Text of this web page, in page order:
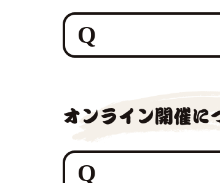
ご安心ください。私た
底しており、主に「
配慮（搬入・設営・
で解体し味わう究極の
オンライン開催に